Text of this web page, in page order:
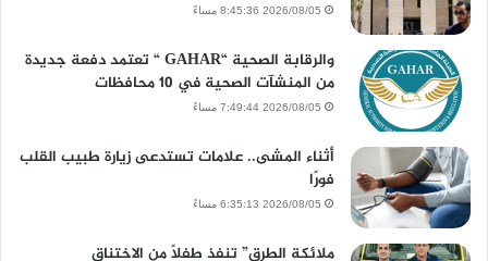
2026/08/05 8:45:36 مساءً
والرقابة الصحية “GAHAR “ تعتمد دفعة جديدة
من المنشآت الصحية في 10 محافظات
2026/08/05 7:49:44 مساءً
أثناء المشى.. علامات تستدعى زيارة طبيب القلب
فورًا
2026/08/05 6:35:13 مساءً
ملائكة الطرق” تنفذ طفلاً من الاختناق